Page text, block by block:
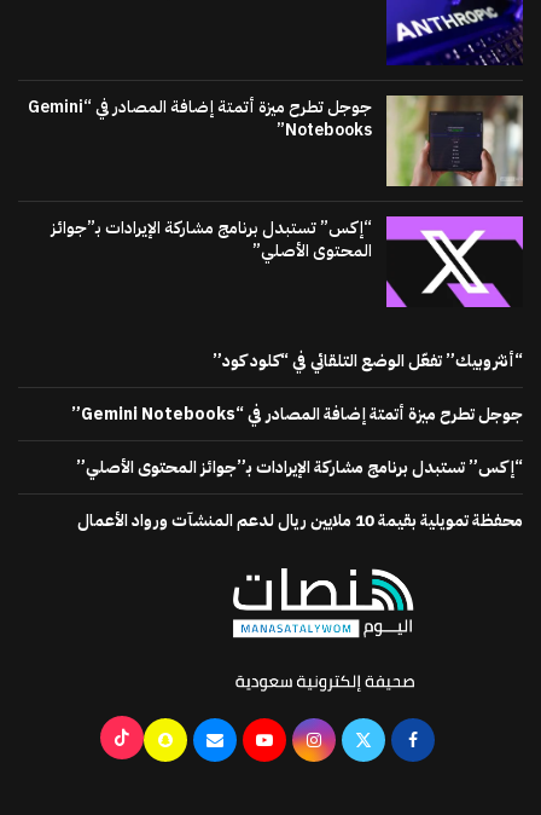
جوجل تطرح ميزة أتمتة إضافة المصادر في “Gemini
Notebooks”
“إكس” تستبدل برنامج مشاركة الإيرادات بـ”جوائز
المحتوى الأصلي”
“أنثروبيك” تفعّل الوضع التلقائي في “كلود كود”
جوجل تطرح ميزة أتمتة إضافة المصادر في “Gemini Notebooks”
“إكس” تستبدل برنامج مشاركة الإيرادات بـ”جوائز المحتوى الأصلي”
محفظة تمويلية بقيمة 10 ملايين ريال لدعم المنشآت ورواد الأعمال